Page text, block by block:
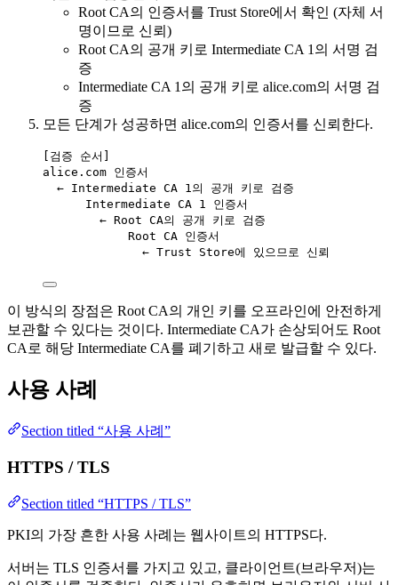
Root CA의 인증서를 Trust Store에서 확인 (자체 서
명이므로 신뢰)
Root CA의 공개 키로 Intermediate CA 1의 서명 검
증
Intermediate CA 1의 공개 키로 alice.com의 서명 검
증
모든 단계가 성공하면 alice.com의 인증서를 신뢰한다.
[검증 순서]
alice.com 인증서
← Intermediate CA 1의 공개 키로 검증
Intermediate CA 1 인증서
← Root CA의 공개 키로 검증
Root CA 인증서
← Trust Store에 있으므로 신뢰
이 방식의 장점은 Root CA의 개인 키를 오프라인에 안전하게
보관할 수 있다는 것이다. Intermediate CA가 손상되어도 Root
CA로 해당 Intermediate CA를 폐기하고 새로 발급할 수 있다.
사용 사례
Section titled “사용 사례”
HTTPS / TLS
Section titled “HTTPS / TLS”
PKI의 가장 흔한 사용 사례는 웹사이트의 HTTPS다.
서버는 TLS 인증서를 가지고 있고, 클라이언트(브라우저)는